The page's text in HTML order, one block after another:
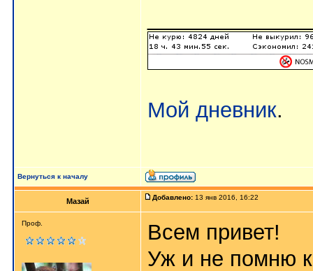
Мой дневник.
Вернуться к началу
Мазай Добавлено: 13 янв 2016, 16:22
Проф.
Всем привет!
Уж и не помню